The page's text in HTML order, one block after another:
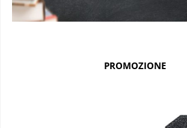
PROMOZIONE